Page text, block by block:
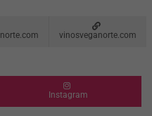
vinosveganorte.com
Instagram